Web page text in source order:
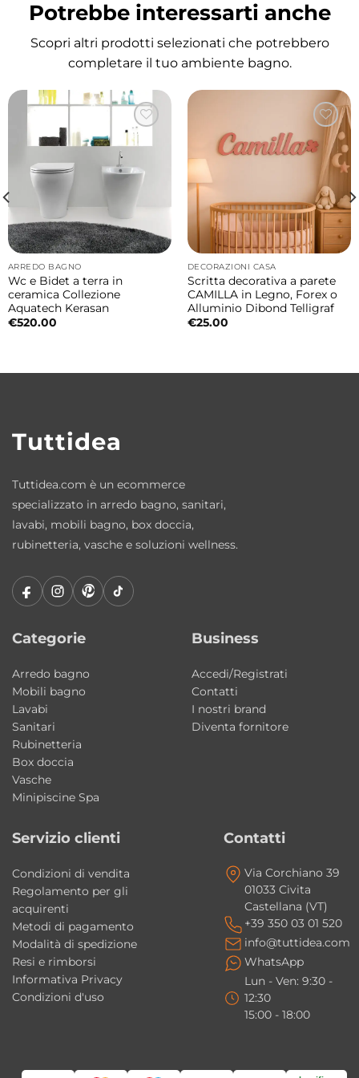
Tipologia: lavabo in ceramica incasso
Dimensioni: 80×48 cm
Foro rubinetteria: presente
Materiale: ceramica
Collezione: 20.26 Colavene
Perché scegliere questo lavabo Colavene
Questo lavabo 80 cm è ideale per chi cerca
una soluzione compatta ma funzionale per il
bagno.
La sua versatilità lo rende perfetto sia per
bagni piccoli che per composizioni con
mobili bagno della stessa collezione.
Il lavabo misura 80×48 cm ed è adatto a
Qual è l’altezza della vasca interna?
L’altezza della vasca interna è di 18 cm.
Di che materiale è fatto?
È realizzato in ceramica resistente e facile da
No, questo prodotto è solo lavabo in
ceramica.
È adatto a un bagno moderno?
Sì, il design minimale lo rende perfetto per
bagni moderni e contemporanei.
Potrebbe interessarti anche
Scopri altri prodotti selezionati che potrebbero
completare il tuo ambiente bagno.
ARREDO BAGNO
Wc e Bidet a terra in
ceramica Collezione
Aquatech Kerasan
€520.00
DECORAZIONI CASA
Scritta decorativa a parete
CAMILLA in Legno, Forex o
Alluminio Dibond Telligraf
€25.00
Tuttidea
Tuttidea.com è un ecommerce
specializzato in arredo bagno, sanitari,
lavabi, mobili bagno, box doccia,
rubinetteria, vasche e soluzioni wellness.
Categorie
Arredo bagno
Mobili bagno
Lavabi
Sanitari
Rubinetteria
Box doccia
Vasche
Minipiscine Spa
Business
Accedi/Registrati
Contatti
I nostri brand
Diventa fornitore
Servizio clienti
Condizioni di vendita
Regolamento per gli
acquirenti
Metodi di pagamento
Modalità di spedizione
Resi e rimborsi
Informativa Privacy
Condizioni d'uso
Contatti
Via Corchiano 39
01033 Civita
Castellana (VT)
+39 350 03 01 520
info@tuttidea.com
WhatsApp
Lun - Ven: 9:30 -
12:30
15:00 - 18:00